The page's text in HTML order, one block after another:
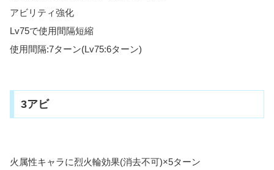
アビリティ強化
Lv75で使用間隔短縮
使用間隔:7ターン(Lv75:6ターン)
3アビ
火属性キャラに烈火輪効果(消去不可)×5ターン